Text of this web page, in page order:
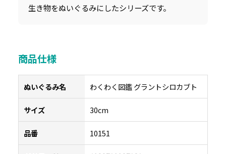
生き物をぬいぐるみにしたシリーズです。
商品仕様
ぬいぐるみ名 わくわく図鑑 グラントシロカブト
サイズ 30cm
品番 10151